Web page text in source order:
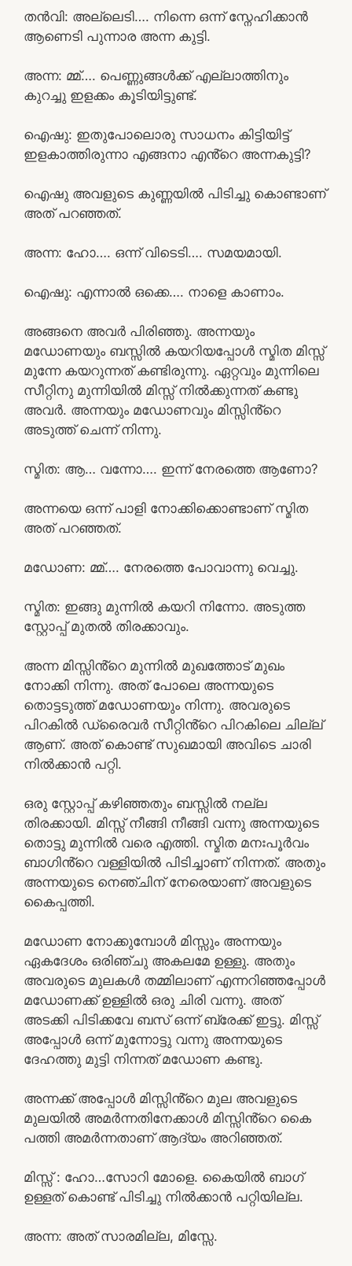
തൻവി: അല്ലെടി…. നിന്നെ ഒന്ന് സ്നേഹിക്കാൻ
ആണെടി പുന്നാര അന്ന കുട്ടി.
അന്ന: മ്മ്…. പെണ്ണുങ്ങൾക്ക് എല്ലാത്തിനും
കുറച്ചു ഇളക്കം കൂടിയിട്ടുണ്ട്.
ഐഷു: ഇതുപോലൊരു സാധനം കിട്ടിയിട്ട്
ഇളകാത്തിരുന്നാ എങ്ങനാ എൻ്റെ അന്നകുട്ടി?
ഐഷു അവളുടെ കുണ്ണയിൽ പിടിച്ചു കൊണ്ടാണ്
അത് പറഞ്ഞത്.
അന്ന: ഹോ…. ഒന്ന് വിടെടി…. സമയമായി.
ഐഷു: എന്നാൽ ഒക്കെ…. നാളെ കാണാം.
അങ്ങനെ അവർ പിരിഞ്ഞു. അന്നയും
മഡോണയും ബസ്സിൽ കയറിയപ്പോൾ സ്മിത മിസ്സ്‌
മുന്നേ കയറുന്നത് കണ്ടിരുന്നു. ഏറ്റവും മുന്നിലെ
സീറ്റിനു മുന്നിയിൽ മിസ്സ്‌ നിൽക്കുന്നത് കണ്ടു
അവർ. അന്നയും മഡോണവും മിസ്സിൻ്റെ
അടുത്ത് ചെന്ന് നിന്നു.
സ്മിത: ആ… വന്നോ…. ഇന്ന് നേരത്തെ ആണോ?
അന്നയെ ഒന്ന് പാളി നോക്കിക്കൊണ്ടാണ് സ്മിത
അത് പറഞ്ഞത്.
മഡോണ: മ്മ്…. നേരത്തെ പോവാന്നു വെച്ചു.
സ്മിത: ഇങ്ങു മുന്നിൽ കയറി നിന്നോ. അടുത്ത
സ്റ്റോപ്പ്‌ മുതൽ തിരക്കാവും.
അന്ന മിസ്സിൻ്റെ മുന്നിൽ മുഖത്തോട് മുഖം
നോക്കി നിന്നു. അത് പോലെ അന്നയുടെ
തൊട്ടടുത്ത് മഡോണയും നിന്നു. അവരുടെ
പിറകിൽ ഡ്രൈവർ സീറ്റിൻ്റെ പിറകിലെ ചില്ല്
ആണ്. അത് കൊണ്ട് സുഖമായി അവിടെ ചാരി
നിൽക്കാൻ പറ്റി.
ഒരു സ്റ്റോപ്പ്‌ കഴിഞ്ഞതും ബസ്സിൽ നല്ല
തിരക്കായി. മിസ്സ്‌ നീങ്ങി നീങ്ങി വന്നു അന്നയുടെ
തൊട്ടു മുന്നിൽ വരെ എത്തി. സ്മിത മനഃപൂർവം
ബാഗിൻ്റെ വള്ളിയിൽ പിടിച്ചാണ് നിന്നത്. അതും
അന്നയുടെ നെഞ്ചിന് നേരെയാണ് അവളുടെ
കൈപ്പത്തി.
മഡോണ നോക്കുമ്പോൾ മിസ്സും അന്നയും
ഏകദേശം ഒരിഞ്ചു അകലമേ ഉള്ളു. അതും
അവരുടെ മുലകൾ തമ്മിലാണ് എന്നറിഞ്ഞപ്പോൾ
മഡോണക്ക് ഉള്ളിൽ ഒരു ചിരി വന്നു. അത്
അടക്കി പിടിക്കവേ ബസ് ഒന്ന് ബ്രേക്ക് ഇട്ടു. മിസ്സ്‌
അപ്പോൾ ഒന്ന് മുന്നോട്ടു വന്നു അന്നയുടെ
ദേഹത്തു മുട്ടി നിന്നത് മഡോണ കണ്ടു.
അന്നക്ക് അപ്പോൾ മിസ്സിൻ്റെ മുല അവളുടെ
മുലയിൽ അമർന്നതിനേക്കാൾ മിസ്സിൻ്റെ കൈ
പത്തി അമർന്നതാണ് ആദ്യം അറിഞ്ഞത്.
മിസ്സ്‌ : ഹോ…സോറി മോളെ. കൈയിൽ ബാഗ്
ഉള്ളത് കൊണ്ട് പിടിച്ചു നിൽക്കാൻ പറ്റിയില്ല.
അന്ന: അത് സാരമില്ല, മിസ്സേ.